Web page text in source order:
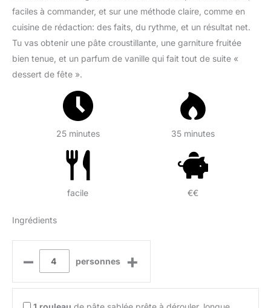
faciles à commander, et sur une méthode claire, comme en
cuisine de rédaction: des faits, du rythme, et un résultat net.
Tu vas obtenir une pâte croustillante, une garniture fruitée
bien tenue, et un parfum de vanille qui fait tout de suite «
dessert de fête ».
25 minutes 35 minutes
facile €€
Ingrédients
– personnes +